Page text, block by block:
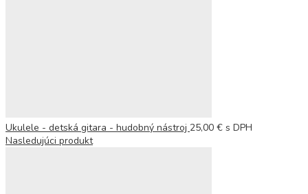
Ukulele - detská gitara - hudobný nástroj 25,00 € s DPH
Nasledujúci produkt